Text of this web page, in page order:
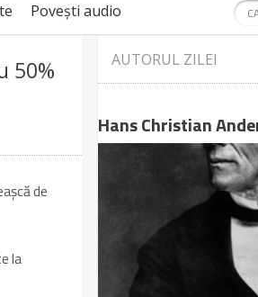
Povești audio
50%
de
la
AUTORUL ZILEI
Hans Christian